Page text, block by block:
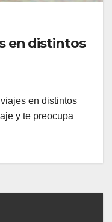
en distintos
en distintos
y te preocupa